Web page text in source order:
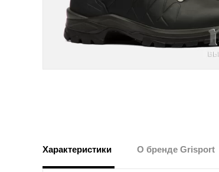
Характеристики О бренде Grisport